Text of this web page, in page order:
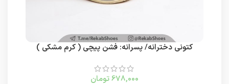
کتونی دخترانه/ پسرانه: فشن پیچی ( کرم مشکی )
678,000تومان